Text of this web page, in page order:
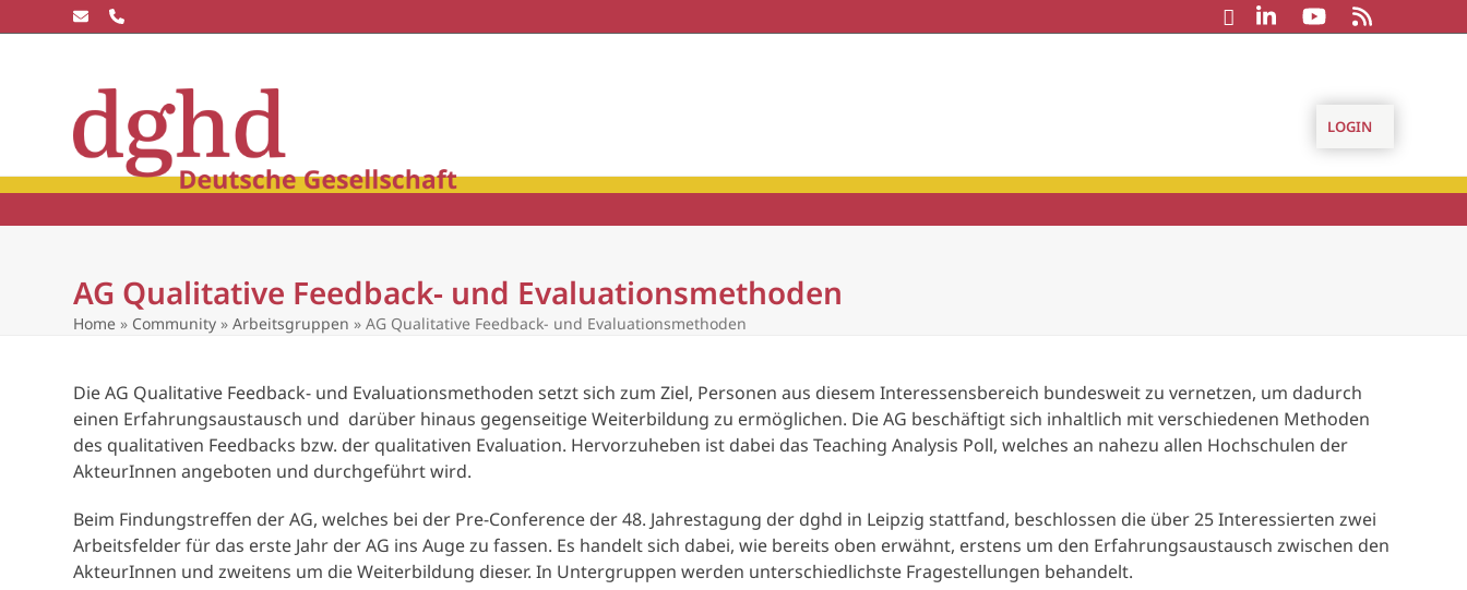
to
LOGIN
AG Qualitative Feedback- und Evaluationsmethoden
Home » Community »Arbeitsgruppen »AG Qualitative Feedback- und Evaluationsmethoden
Die AG Qualitative Feedback- und Evaluationsmethoden setzt sich zum Ziel, Personen aus diesem Interessensbereich bundesweit zu vernetzen, um dadurch
einen Erfahrungsaustausch und darüber hinaus gegenseitige Weiterbildung zu ermöglichen. Die AG beschäftigt sich inhaltlich mit verschiedenen Methoden
des qualitativen Feedbacks bzw. der qualitativen Evaluation. Hervorzuheben ist dabei das Teaching Analysis Poll, welches an nahezu allen Hochschulen der
AkteurInnen angeboten und durchgeführt wird.
Beim Findungstreffen der AG, welches bei der Pre-Conference der 48. Jahrestagung der dghd in Leipzig stattfand, beschlossen die über 25 Interessierten zwei
Arbeitsfelder für das erste Jahr der AG ins Auge zu fassen. Es handelt sich dabei, wie bereits oben erwähnt, erstens um den Erfahrungsaustausch zwischen den
AkteurInnen und zweitens um die Weiterbildung dieser. In Untergruppen werden unterschiedlichste Fragestellungen behandelt.